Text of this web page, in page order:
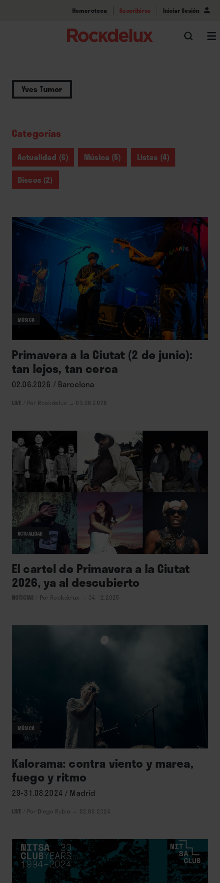
Hemeroteca Suscribirse Iniciar Sesión
Yves Tumor
Categorías
Actualidad (6) Música (5)
Listas (4)
Discos (2)
MÚSICA
Primavera a la Ciutat (2 de junio):
tan lejos, tan cerca
02.06.2026 / Barcelona
LIVE Por Rockdelux → 03.06.2026
ACTUALIDAD
El cartel de Primavera a la Ciutat
2026, ya al descubierto
NOTICIAS Por Rockdelux → 04.12.2025
MÚSICA
Kalorama: contra viento y marea,
fuego y ritmo
29-31.08.2024 / Madrid
LIVE Por Diego Rubio → 02.09.2024